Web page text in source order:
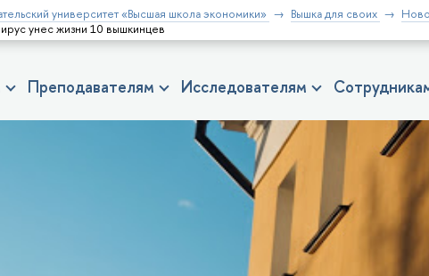
университет «Высшая школа экономики» Вышка для своих
унес жизни 10 вышкинцев
Преподавателям Исследователям